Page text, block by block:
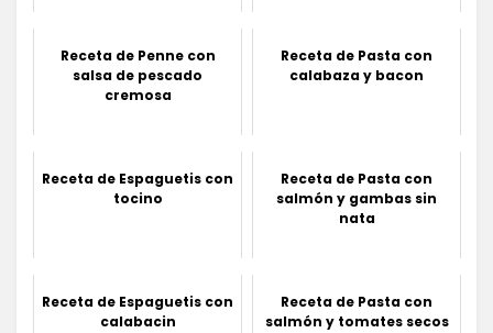
Receta de Penne con
salsa de pescado
cremosa
Receta de Pasta con
calabaza y bacon
Receta de Espaguetis con
tocino
Receta de Pasta con
salmón y gambas sin
nata
Receta de Espaguetis con
calabacin
Receta de Pasta con
salmón y tomates secos